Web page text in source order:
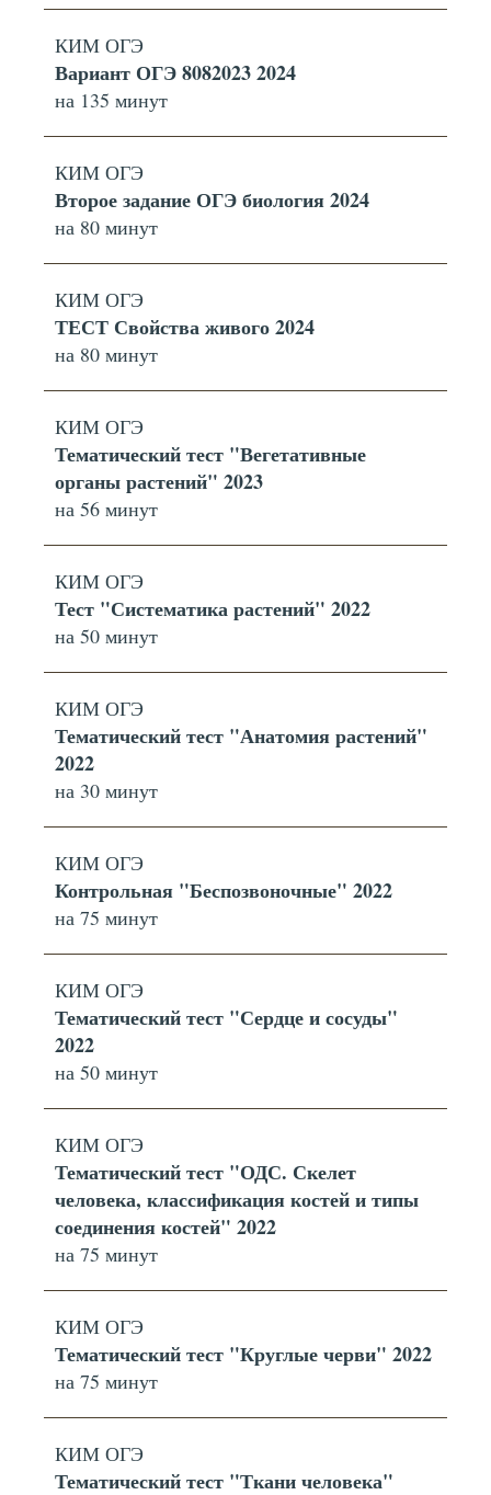
КИМ ОГЭ
Вариант ОГЭ 8082023 2024
на 135 минут
КИМ ОГЭ
Второе задание ОГЭ биология 2024
на 80 минут
КИМ ОГЭ
ТЕСТ Свойства живого 2024
на 80 минут
КИМ ОГЭ
Тематический тест "Вегетативные
органы растений" 2023
на 56 минут
КИМ ОГЭ
Тест "Систематика растений" 2022
на 50 минут
КИМ ОГЭ
Тематический тест "Анатомия растений"
2022
на 30 минут
КИМ ОГЭ
Контрольная "Беспозвоночные" 2022
на 75 минут
КИМ ОГЭ
Тематический тест "Сердце и сосуды"
2022
на 50 минут
КИМ ОГЭ
Тематический тест "ОДС. Скелет
человека, классификация костей и типы
соединения костей" 2022
на 75 минут
КИМ ОГЭ
Тематический тест "Круглые черви" 2022
на 75 минут
КИМ ОГЭ
Тематический тест "Ткани человека"